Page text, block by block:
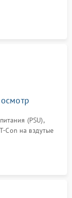
тестовых
поломки.
(PSU),
Con на вздутые
шлейфов.